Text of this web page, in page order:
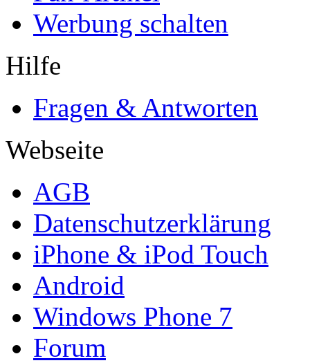
Werbung schalten
Hilfe
Fragen & Antworten
Webseite
AGB
Datenschutzerklärung
iPhone & iPod Touch
Android
Windows Phone 7
Forum